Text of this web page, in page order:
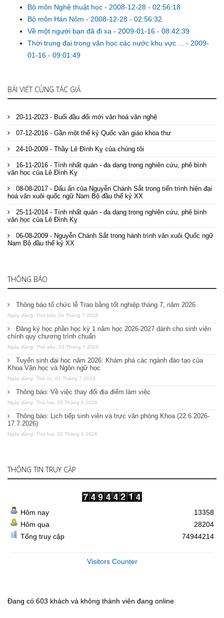
Bộ môn Nghệ thuật học - 2008-12-28 - 02:56:18
Bộ môn Hán Nôm - 2008-12-28 - 02:56:32
Về một người bạn đã đi xa - 2009-01-16 - 08:42:39
Thời trung đại trong văn học các nước khu vực ... - 2009-
01-16 - 09:01:49
BÀI VIẾT CÙNG TÁC GIẢ
20-11-2023 - Buổi đầu đổi mới văn hoá văn nghệ
07-12-2016 - Gần một thế kỷ Quốc văn giáo khoa thư
24-10-2009 - Thầy Lê Đình Kỵ của chúng tôi
16-11-2016 - Tính nhất quán - đa dạng trong nghiên cứu, phê bình
văn học của Lê Đình Kỵ
08-08-2017 - Dấu ấn của Nguyễn Chánh Sắt trong tiến trình hiện đại
hoá văn xuôi quốc ngữ Nam Bộ đầu thế kỷ XX
25-11-2014 - Tính nhất quán - đa dạng trong nghiên cứu, phê bình
văn học của Lê Đình Kỵ
06-08-2009 - Nguyễn Chánh Sắt trong hành trình văn xuôi Quốc ngữ
Nam Bộ đầu thế kỷ XX
THÔNG BÁO
Thông báo tổ chức lễ Trao bằng tốt nghiệp tháng 7, năm 2026
Ngày đăng: Thứ bảy, 04 Tháng 7 2026
Đăng ký học phần học kỳ 1 năm học 2026-2027 dành cho sinh viên
chính quy chương trình chuẩn
Ngày đăng: Thứ sáu, 03 Tháng 7 2026
Tuyển sinh đại học năm 2026: Khám phá các ngành đào tạo của
Khoa Văn học và Ngôn ngữ học
Ngày đăng: Thứ tư, 01 Tháng 7 2026
Thông báo: Về việc thay đổi địa điểm làm việc
Ngày đăng: Thứ hai, 29 Tháng 6 2026
Thông báo: Lịch tiếp sinh viên và trực văn phòng Khoa (22.6.2026-
17.7.2026)
Ngày đăng: Thứ hai, 22 Tháng 6 2026
THÔNG TIN TRUY CẬP
Hôm nay
Hôm qua
Tổng truy cập
13358
28204
74944214
Visitors Counter
Đang có 603 khách và không thành viên đang online